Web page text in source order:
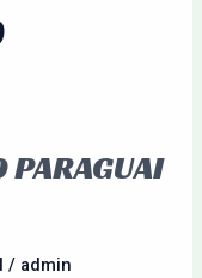
PARAGUAI
/ admin